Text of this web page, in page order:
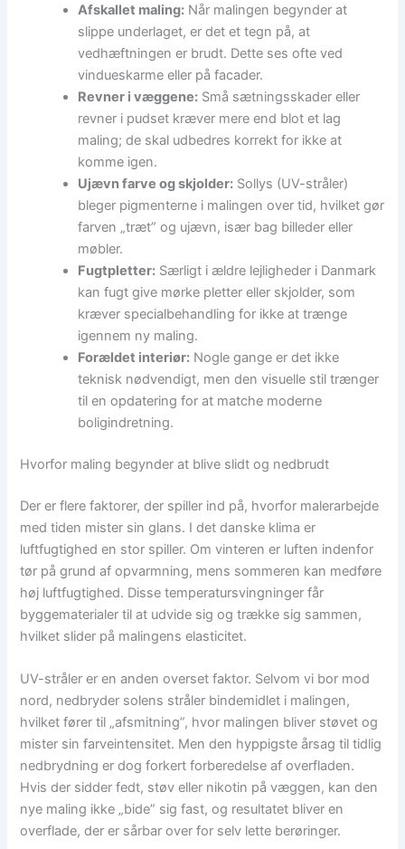
Afskallet maling: Når malingen begynder at
slippe underlaget, er det et tegn på, at
vedhæftningen er brudt. Dette ses ofte ved
vindueskarme eller på facader.
Revner i væggene: Små sætningsskader eller
revner i pudset kræver mere end blot et lag
maling; de skal udbedres korrekt for ikke at
komme igen.
Ujævn farve og skjolder: Sollys (UV-stråler)
bleger pigmenterne i malingen over tid, hvilket gør
farven „træt” og ujævn, især bag billeder eller
møbler.
Fugtpletter: Særligt i ældre lejligheder i Danmark
kan fugt give mørke pletter eller skjolder, som
kræver specialbehandling for ikke at trænge
igennem ny maling.
Forældet interiør: Nogle gange er det ikke
teknisk nødvendigt, men den visuelle stil trænger
til en opdatering for at matche moderne
boligindretning.
Hvorfor maling begynder at blive slidt og nedbrudt
Der er flere faktorer, der spiller ind på, hvorfor malerarbejde
med tiden mister sin glans. I det danske klima er
luftfugtighed en stor spiller. Om vinteren er luften indenfor
tør på grund af opvarmning, mens sommeren kan medføre
høj luftfugtighed. Disse temperatursvingninger får
byggematerialer til at udvide sig og trække sig sammen,
hvilket slider på malingens elasticitet.
UV-stråler er en anden overset faktor. Selvom vi bor mod
nord, nedbryder solens stråler bindemidlet i malingen,
hvilket fører til „afsmitning”, hvor malingen bliver støvet og
mister sin farveintensitet. Men den hyppigste årsag til tidlig
nedbrydning er dog forkert forberedelse af overfladen.
Hvis der sidder fedt, støv eller nikotin på væggen, kan den
nye maling ikke „bide” sig fast, og resultatet bliver en
overflade, der er sårbar over for selv lette berøringer.